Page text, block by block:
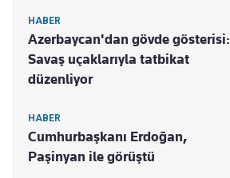
HABER
Azerbaycan'dan gövde gösterisi:
Savaş uçaklarıyla tatbikat
düzenliyor
HABER
Cumhurbaşkanı Erdoğan,
Paşinyan ile görüştü